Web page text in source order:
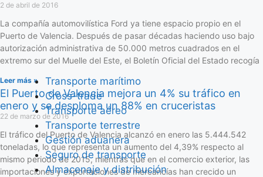
Transporte marítimo
Cross-trade
Transporte aéreo
Transporte terrestre
Gestión aduanera
Seguro de transporte
Almacenaje y distribución
2 de abril de 2016
La compañía automovilística Ford ya tiene espacio propio en el
Puerto de Valencia. Después de pasar décadas haciendo uso bajo
autorización administrativa de 50.000 metros cuadrados en el
extremo sur del Muelle del Este, el Boletín Oficial del Estado recogía
Leer más »
El Puerto de Valencia mejora un 4% su tráfico en
enero y se desploma un 88% en cruceristas
22 de marzo de 2016
El tráfico del Puerto de Valencia alcanzó en enero las 5.444.542
toneladas, lo que representa un aumento del 4,39% respecto al
mismo periodo de 2015, mientras que en el comercio exterior, las
importaciones y exportaciones de mercancías han crecido un